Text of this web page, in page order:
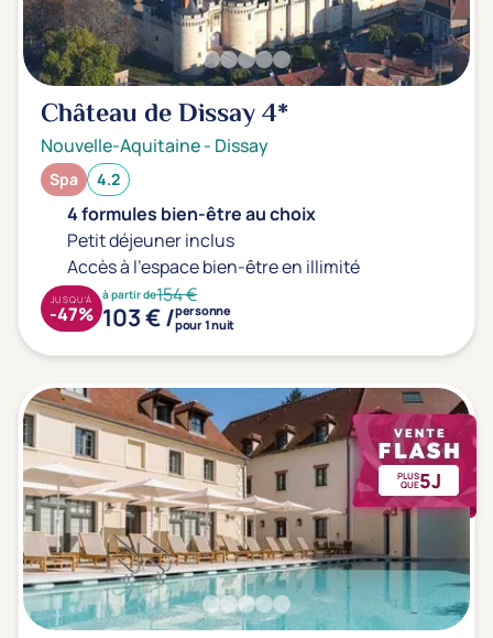
Château de Dissay4*
Nouvelle-Aquitaine- Dissay
Spa 4.2
4 formules bien-être au choix
Petit déjeuner inclus
Accès à l'espace bien-être en illimité
à partir de154 €
103 € /personne
pour 1 nuit
JUSQU'À
-47%
PLUS
QUE5J